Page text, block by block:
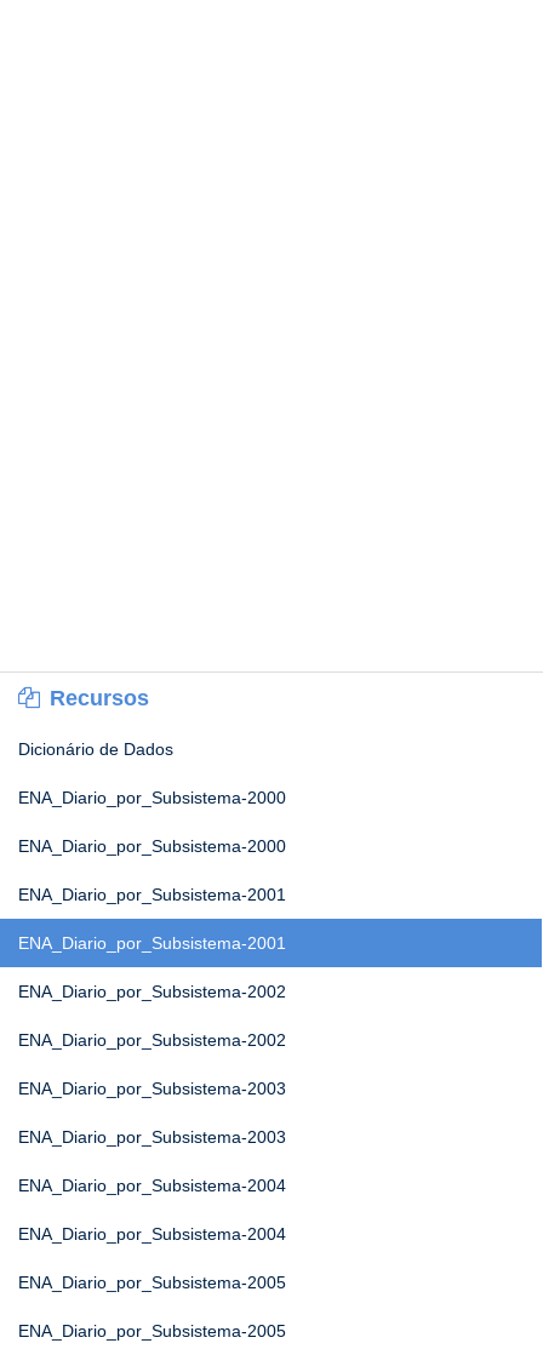
Recursos
Dicionário de Dados
ENA_Diario_por_Subsistema-2000
ENA_Diario_por_Subsistema-2000
ENA_Diario_por_Subsistema-2001
ENA_Diario_por_Subsistema-2001
ENA_Diario_por_Subsistema-2002
ENA_Diario_por_Subsistema-2002
ENA_Diario_por_Subsistema-2003
ENA_Diario_por_Subsistema-2003
ENA_Diario_por_Subsistema-2004
ENA_Diario_por_Subsistema-2004
ENA_Diario_por_Subsistema-2005
ENA_Diario_por_Subsistema-2005